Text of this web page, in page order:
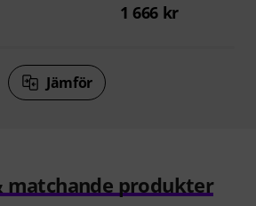
1 666 kr
Jämför
matchande produkter